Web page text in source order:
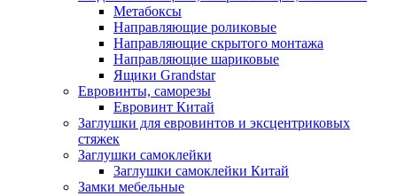
Метабоксы
Направляющие роликовые
Направляющие скрытого монтажа
Направляющие шариковые
Ящики Grandstar
Евровинты, саморезы
Евровинт Китай
Заглушки для евровинтов и эксцентриковых
стяжек
Заглушки самоклейки
Заглушки самоклейки Китай
Замки мебельные